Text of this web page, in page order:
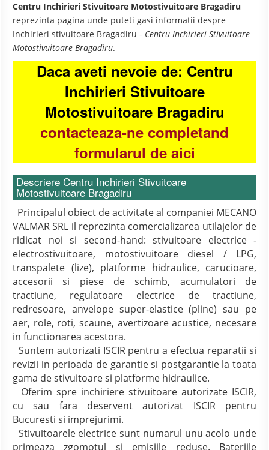
Centru Inchirieri Stivuitoare Motostivuitoare Bragadiru
reprezinta pagina unde puteti gasi informatii despre
Inchirieri stivuitoare Bragadiru - Centru Inchirieri Stivuitoare
Motostivuitoare Bragadiru.
Daca aveti nevoie de: Centru
Inchirieri Stivuitoare
Motostivuitoare Bragadiru
contacteaza-ne completand
formularul de aici
Descriere Centru Inchirieri Stivuitoare
Motostivuitoare Bragadiru
Principalul obiect de activitate al companiei MECANO
VALMAR SRL il reprezinta comercializarea utilajelor de
ridicat noi si second-hand: stivuitoare electrice -
electrostivuitoare, motostivuitoare diesel / LPG,
transpalete (lize), platforme hidraulice, carucioare,
accesorii si piese de schimb, acumulatori de
tractiune, regulatoare electrice de tractiune,
redresoare, anvelope super-elastice (pline) sau pe
aer, role, roti, scaune, avertizoare acustice, necesare
in functionarea acestora.
Suntem autorizati ISCIR pentru a efectua reparatii si
revizii in perioada de garantie si postgarantie la toata
gama de stivuitoare si platforme hidraulice.
Oferim spre inchiriere stivuitoare autorizate ISCIR,
cu sau fara deservent autorizat ISCIR pentru
Bucuresti si imprejurimi.
Stivuitoarele electrice sunt numarul unu acolo unde
primeaza zgomotul si emisiile reduse. Bateriile